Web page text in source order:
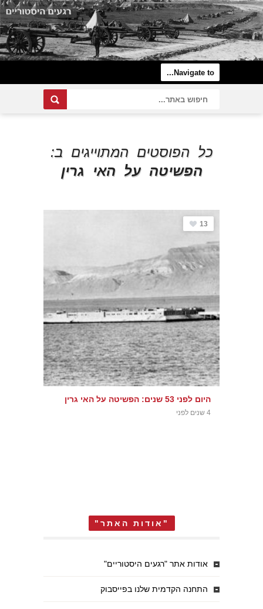
כל הפוסטים המתוייגים ב:
הפשיטה על האי גרין
13
היום לפני 53 שנים: הפשיטה על האי גרין
4 שנים לפני
"אודות האתר"
אודות אתר "רגעים היסטוריים"
התחנה הקדמית שלנו בפייסבוק